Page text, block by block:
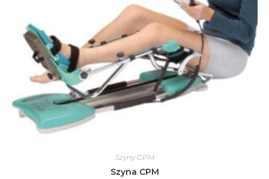
Szyny CPM
Szyna CPM